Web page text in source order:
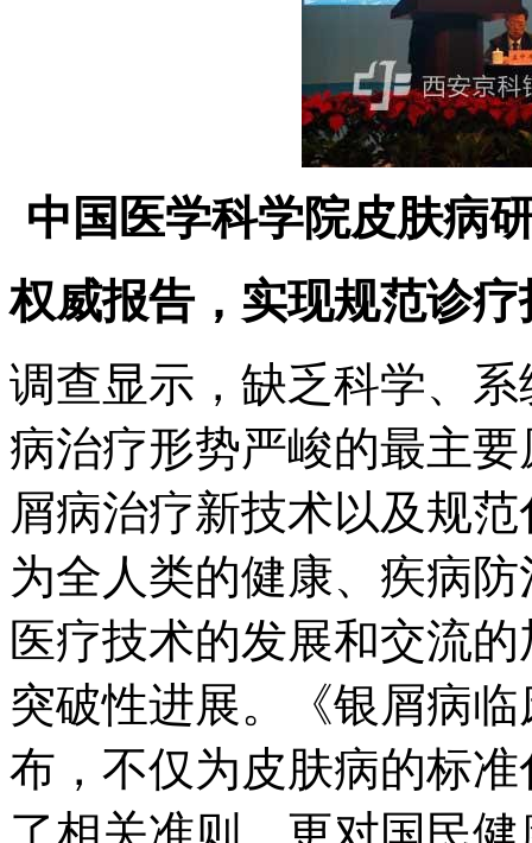
中国医学科学院皮肤病
权威报告，实现规范诊
调查显示，缺乏科学、
病治疗形势严峻的最主
屑病治疗新技术以及规
为全人类的健康、疾病
医疗技术的发展和交流
突破性进展。《银屑病
布，不仅为皮肤病的标
了相关准则，更对国民